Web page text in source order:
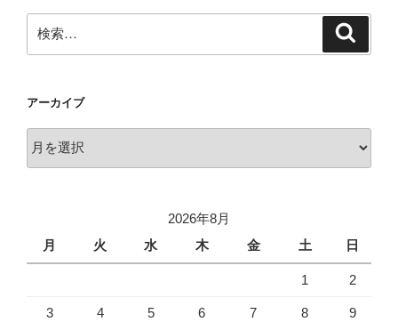
ン
索:
アーカイブ
ー
2026年8月
月
火 水 木 金 土 日
1 2
3 4 5 6 7 8 9